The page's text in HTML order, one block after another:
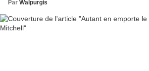
Par Walpurgis